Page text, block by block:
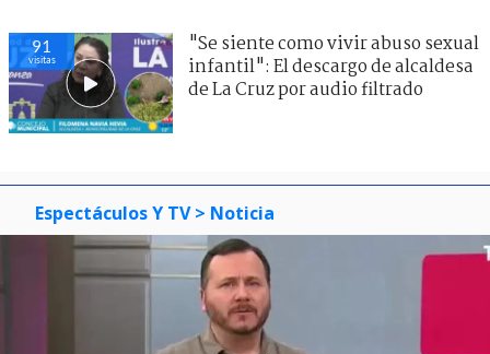
91
visitas
"Se siente como vivir abuso sexual
infantil": El descargo de alcaldesa
de La Cruz por audio filtrado
Espectáculos Y TV > Noticia